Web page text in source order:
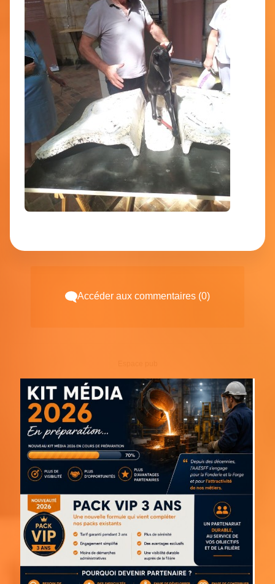
Accéder aux commentaires (0)